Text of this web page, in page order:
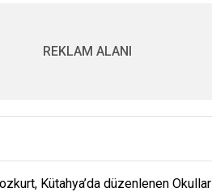
REKLAM ALANI
Kütahya’da düzenlenen